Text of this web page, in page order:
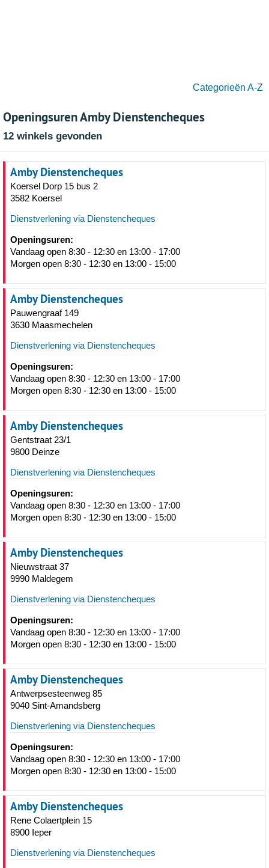
Categorieën A-Z
Openingsuren Amby Dienstencheques
12 winkels gevonden
Amby Dienstencheques
Koersel Dorp 15 bus 2
3582 Koersel
Dienstverlening via Dienstencheques
Openingsuren:
Vandaag open 8:30 - 12:30 en 13:00 - 17:00
Morgen open 8:30 - 12:30 en 13:00 - 15:00
Amby Dienstencheques
Pauwengraaf 149
3630 Maasmechelen
Dienstverlening via Dienstencheques
Openingsuren:
Vandaag open 8:30 - 12:30 en 13:00 - 17:00
Morgen open 8:30 - 12:30 en 13:00 - 15:00
Amby Dienstencheques
Gentstraat 23/1
9800 Deinze
Dienstverlening via Dienstencheques
Openingsuren:
Vandaag open 8:30 - 12:30 en 13:00 - 17:00
Morgen open 8:30 - 12:30 en 13:00 - 15:00
Amby Dienstencheques
Nieuwstraat 37
9990 Maldegem
Dienstverlening via Dienstencheques
Openingsuren:
Vandaag open 8:30 - 12:30 en 13:00 - 17:00
Morgen open 8:30 - 12:30 en 13:00 - 15:00
Amby Dienstencheques
Antwerpsesteenweg 85
9040 Sint-Amandsberg
Dienstverlening via Dienstencheques
Openingsuren:
Vandaag open 8:30 - 12:30 en 13:00 - 17:00
Morgen open 8:30 - 12:30 en 13:00 - 15:00
Amby Dienstencheques
Rene Colaertplein 15
8900 Ieper
Dienstverlening via Dienstencheques